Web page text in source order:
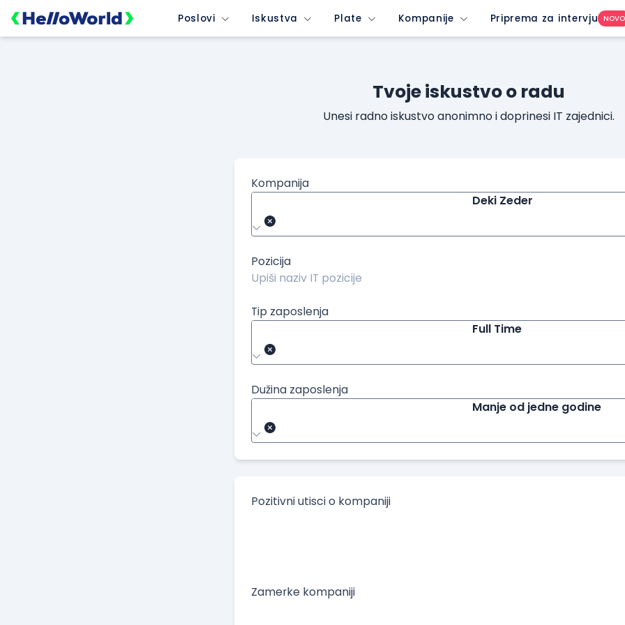
Poslovi Iskustva Plate Kompanije Priprema za intervju NOVO
Tvoje iskustvo o radu
Unesi radno iskustvo anonimno i doprinesi IT zajednici.
Kompanija
Deki Zeder
Pozicija
Tip zaposlenja
Full Time
Dužina zaposlenja
Manje od jedne godine
Pozitivni utisci o kompaniji
Zamerke kompaniji